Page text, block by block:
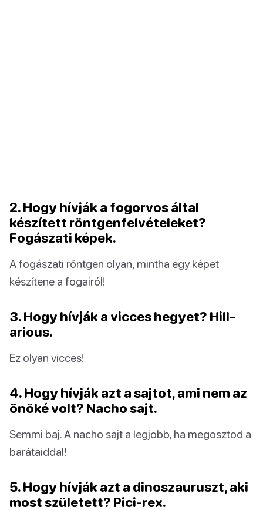
2. Hogy hívják a fogorvos által
készített röntgenfelvételeket?
Fogászati képek.
A fogászati röntgen olyan, mintha egy képet
készítene a fogairól!
3. Hogy hívják a vicces hegyet? Hill-
arious.
Ez olyan vicces!
4. Hogy hívják azt a sajtot, ami nem az
önöké volt? Nacho sajt.
Semmi baj. A nacho sajt a legjobb, ha megosztod a
barátaiddal!
5. Hogy hívják azt a dinoszauruszt, aki
most született? Pici-rex.